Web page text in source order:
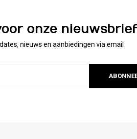
onze
nieuws en aanbiedingen via email